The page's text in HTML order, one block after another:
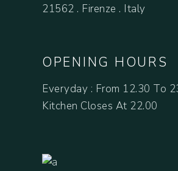
21562 . Firenze . Italy
OPENING HOURS
Everyday : From 12.30 To
Kitchen Closes At 22.00